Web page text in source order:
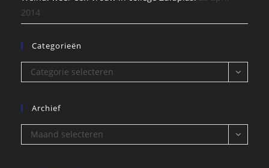
2014
Categorieën
Categorieën
Categorie selecteren
Archief
Archief
Maand selecteren